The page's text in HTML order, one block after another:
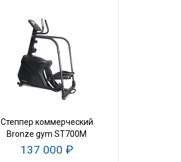
Степпер коммерческий
Bronze gym ST700M
137 000 ₽